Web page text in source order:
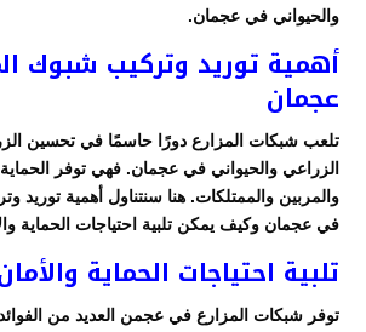
والحيواني في عجمان.
أهمية توريد وتركيب شبوك
عجمان
تلعب شبكات المزارع دورًا حاسمًا في تحسين
الزراعي والحيواني في عجمان. فهي توفر الحماية
والمربين والممتلكات. هنا سنتناول أهمية توريد
في عجمان وكيف يمكن تلبية احتياجات الحماية
تلبية احتياجات الحماية
توفر شبكات المزارع في عجمن العديد من